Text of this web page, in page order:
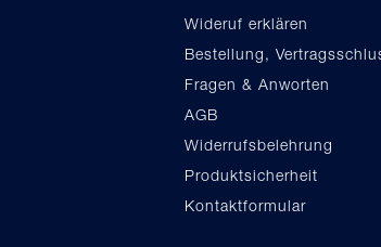
Wideruf erklären
Bestellung,
Fragen & Anworten
AGB
Widerrufsbelehrung
Produktsicherheit
Kontaktformular